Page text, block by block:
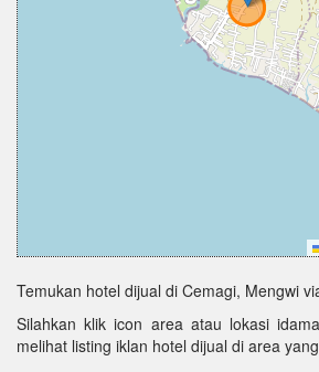
Temukan hotel dijual di Cemagi, Mengwi
Silahkan klik icon area atau lokasi
melihat listing iklan hotel dijual di area